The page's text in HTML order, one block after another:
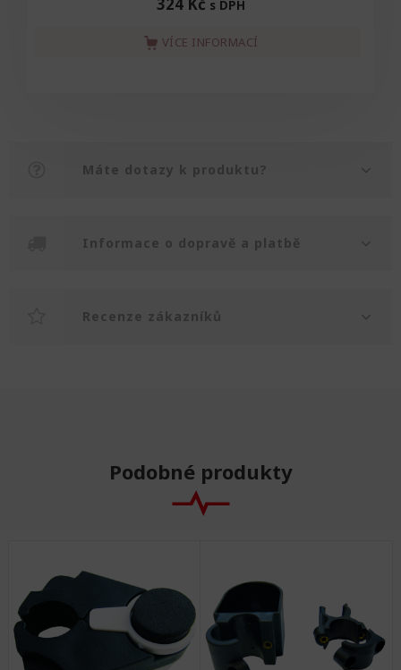
324 Kč s DPH
VÍCE INFORMACÍ
Máte dotazy k produktu?
Informace o dopravě a platbě
Recenze zákazníků
Podobné produkty